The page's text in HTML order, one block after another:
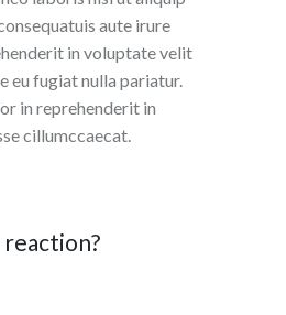
aute irure
in voluptate velit
eu fugiat nulla pariatur.
in reprehenderit in
cillumccaecat.